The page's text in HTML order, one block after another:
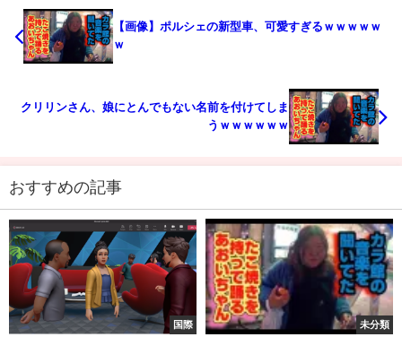
【画像】ポルシェの新型車、可愛すぎるｗｗｗｗｗ
ｗ
クリリンさん、娘にとんでもない名前を付けてしま
うｗｗｗｗｗｗ
おすすめの記事
国際 未分類